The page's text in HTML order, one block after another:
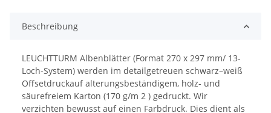
Beschreibung
LEUCHTTURM Albenblätter (Format 270 x 297 mm/ 13-
Loch-System) werden im detailgetreuen schwarz–weiß
Offsetdruckauf alterungsbeständigem, holz- und
säurefreiem Karton (170 g/m 2 ) gedruckt. Wir
verzichten bewusst auf einen Farbdruck. Dies dient als